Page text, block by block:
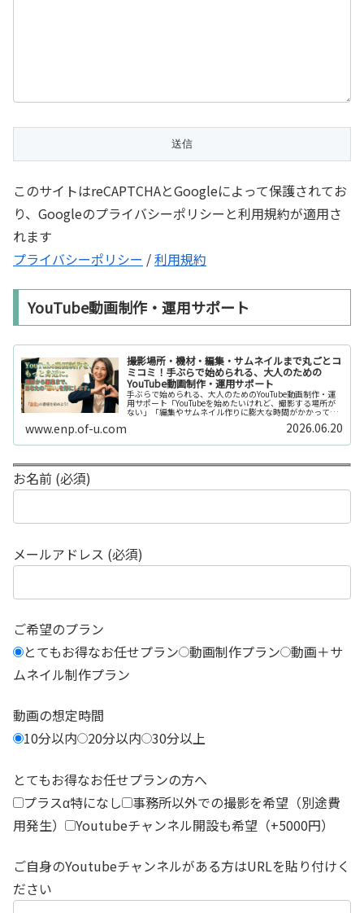
このサイトはreCAPTCHAとGoogleによって保護されてお
り、Googleのプライバシーポリシーと利用規約が適用さ
れます
プライバシーポリシー /利用規約
YouTube動画制作・運用サポート
撮影場所・機材・編集・サムネイルまで丸ごとコ
ミコミ！手ぶらで始められる、大人のための
YouTube動画制作・運用サポート
手ぶらで始められる、大人のためのYouTube動画制作・運
用サポート「YouTubeを始めたいけれど、撮影する場所が
ない」「編集やサムネイル作りに膨大な時間がかかって長
続きしない」「機材を揃えるだけで何万円もかかってしま
www.enp.of-u.com 2026.06.20
お名前 (必須)
メールアドレス (必須)
ご希望のプラン
とてもお得なお任せプラン 動画制作プラン 動画＋サ
ムネイル制作プラン
動画の想定時間
10分以内
20分以内 30分以上
とてもお得なお任せプランの方へ
プラスα特になし
事務所以外での撮影を希望（別途費
用発生）
Youtubeチャンネル開設も希望（+5000円）
ご自身のYoutubeチャンネルがある方はURLを貼り付けく
ださい